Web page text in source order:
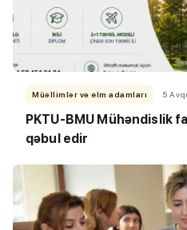
Müəllimlər və elm adamları 5
PKTU-BMU Mühəndislik
qəbul edir